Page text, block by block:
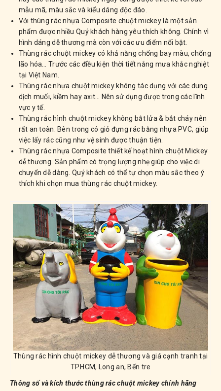
mẫu mã, màu sắc và kiểu dáng độc đáo.
Với thùng rác nhựa Composite chuột mickey là một sản
phẩm được nhiều Quý khách hàng yêu thích không. Chính vì
hình dáng dễ thương mà còn với các ưu điểm nổi bật.
Thùng rác chuột mickey có khả năng chống bay màu, chống
lão hóa… Trước các điều kiện thời tiết nắng mưa khắc nghiệt
tại Việt Nam.
Thùng rác nhựa chuột mickey không tác dụng với các dung
dịch muối, kiềm hay axit… Nên sử dụng được trong các lĩnh
vực y tế.
Thùng rác hình chuột mickey không bắt lửa & bắt cháy nên
rất an toàn. Bên trong có giỏ đựng rác bằng nhựa PVC, giúp
việc lấy rác cũng như vệ sinh được thuận tiện.
Thùng rác nhựa Composite thiết kế hoạt hình chuột Mickey
dễ thương. Sản phẩm có trọng lượng nhẹ giúp cho việc di
chuyển dễ dàng. Quý khách có thể tự chọn màu sắc theo ý
thích khi chọn mua thùng rác chuột mickey.
Thùng rác hình chuột mickey dễ thương và giá cạnh tranh tại
TP.HCM, Long an, Bến tre
Thông số và kích thước thùng rác chuột mickey chính hãng